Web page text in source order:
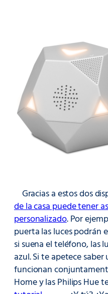
Gracias a estos dos
de la casa puede tener
personalizado. Por
puerta las luces podrán
si suena el teléfono, las
azul. Si te apetece
funcionan
Home y las Philips Hue